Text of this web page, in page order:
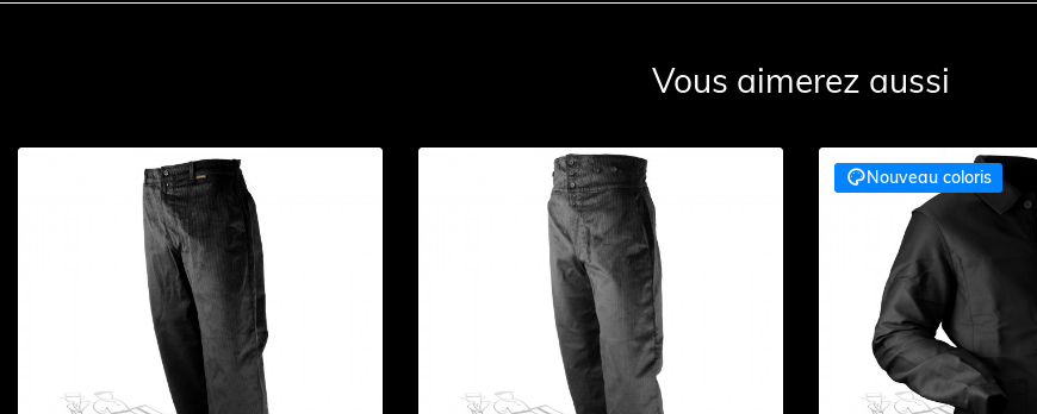
Vous aimerez aussi
Nouveau coloris